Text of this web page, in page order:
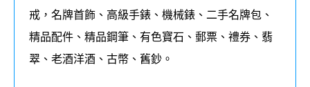
戒，名牌首飾、高級手錶、機械錶、二手名牌包、
精品配件、精品鋼筆、有色寶石、郵票、禮券、翡
翠、老酒洋酒、古幣、舊鈔。